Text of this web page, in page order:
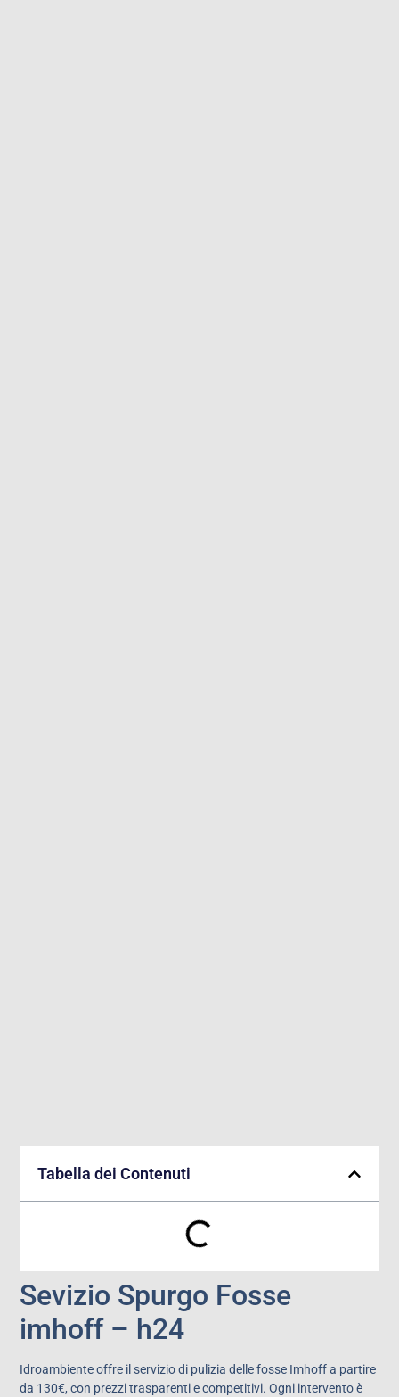
Tabella dei Contenuti
Sevizio Spurgo Fosse
imhoff – h24
Idroambiente offre il servizio di pulizia delle fosse Imhoff a partire
da 130€, con prezzi trasparenti e competitivi. Ogni intervento è